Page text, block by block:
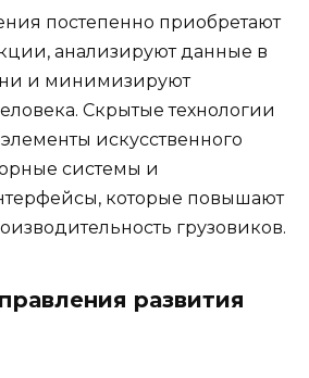
постепенно приобретают
анализируют данные в
и минимизируют
Скрытые технологии
искусственного
системы и
которые повышают
грузовиков.
развития